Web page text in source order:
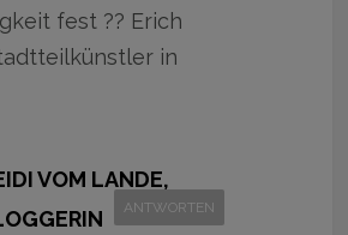
fest ?? Erich
in
VOM LANDE,
ANTWORTEN